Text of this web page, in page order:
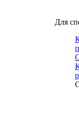
Для